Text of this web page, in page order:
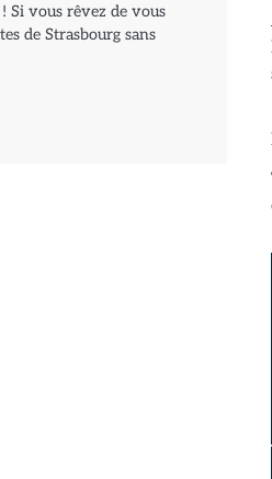
Si vous rêvez de vous
de Strasbourg sans